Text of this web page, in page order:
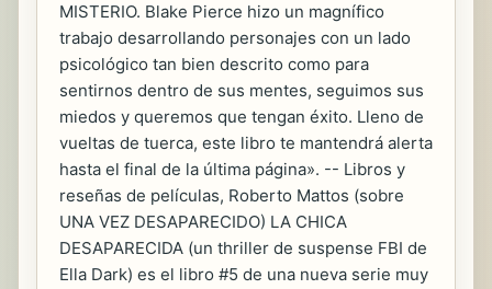
MISTERIO. Blake Pierce hizo un magnífico
trabajo desarrollando personajes con un lado
psicológico tan bien descrito como para
sentirnos dentro de sus mentes, seguimos sus
miedos y queremos que tengan éxito. Lleno de
vueltas de tuerca, este libro te mantendrá alerta
hasta el final de la última página». -- Libros y
reseñas de películas, Roberto Mattos (sobre
UNA VEZ DESAPARECIDO) LA CHICA
DESAPARECIDA (un thriller de suspense FBI de
Ella Dark) es el libro #5 de una nueva serie muy